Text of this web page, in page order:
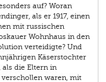
auf? Woran
als er 1917, einen
mit russischen
Wohnhaus in den
verteidigte? Und
Käserstochter
als die Eltern in
waren, mit